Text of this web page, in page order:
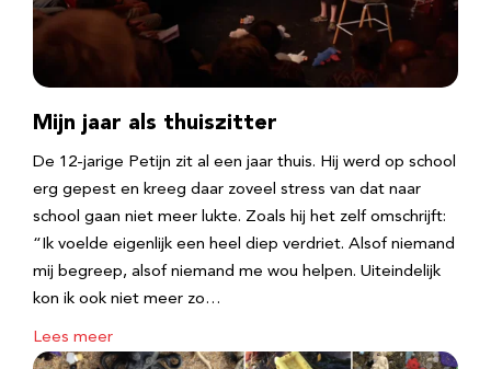
Mijn jaar als thuiszitter
De 12-jarige Petijn zit al een jaar thuis. Hij werd op school
erg gepest en kreeg daar zoveel stress van dat naar
school gaan niet meer lukte. Zoals hij het zelf omschrijft:
“Ik voelde eigenlijk een heel diep verdriet. Alsof niemand
mij begreep, alsof niemand me wou helpen. Uiteindelijk
kon ik ook niet meer zo…
Lees meer